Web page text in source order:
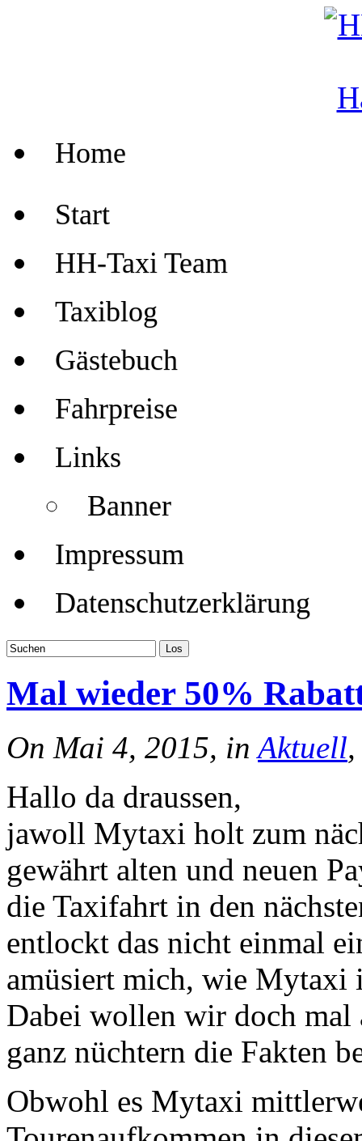
Home
Start
HH-Taxi Team
Taxiblog
Gästebuch
Fahrpreise
Links
Banner
Impressum
Datenschutzerklärung
Mal wieder 50%
On Mai 4, 2015, inAktuell
Hallo da draussen,
jawoll Mytaxi holt zum
gewährt alten und neuen
die Taxifahrt in den
entlockt das nicht einmal
amüsiert mich, wie Mytaxi
Dabei wollen wir doch mal
ganz nüchtern die Fakten
Obwohl es Mytaxi